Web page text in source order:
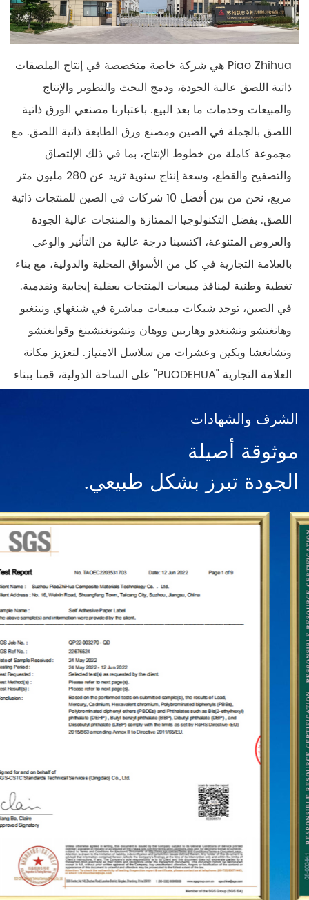
Piao Zhihua هي شركة خاصة متخصصة في إنتاج الملصقات
ذاتية اللصق عالية الجودة، ودمج البحث والتطوير والإنتاج
والمبيعات وخدمات ما بعد البيع. باعتبارنا مصنعي الورق ذاتية
اللصق بالجملة في الصين ومصنع ورق الطابعة ذاتية اللصق. مع
مجموعة كاملة من خطوط الإنتاج، بما في ذلك الإلتصاق
والتصفيح والقطع، وسعة إنتاج سنوية تزيد عن 280 مليون متر
مربع، نحن من بين أفضل 10 شركات في الصين للمنتجات ذاتية
اللصق. بفضل التكنولوجيا الممتازة والمنتجات عالية الجودة
والعروض المتنوعة، اكتسبنا درجة عالية من التأثير والوعي
بالعلامة التجارية في كل من الأسواق المحلية والدولية، مع بناء
تغطية وطنية لمنافذ مبيعات المنتجات بعقلية إيجابية وتقدمية.
في الصين، توجد شبكات مبيعات مباشرة في شنغهاي ونينغبو
وهانغتشو وتشنغدو وهاربين ووهان وتشونغتشينغ وقوانغتشو
وتشانغشا وبكين وعشرات من سلاسل الامتياز. لتعزيز مكانة
العلامة التجارية "PUODEHUA" على الساحة الدولية، قمنا ببناء
المتحدة وألمانيا واليابان وكوريا الجنوبية والبرازيل والمكسيك
وروسيا والشرق الأوسط. وما إلى ذلك، وتغطي آسيا، وأوروبا،
والأمريكتين، وأفريقيا، ومناطق أخرى، وأصبحت موردًا مستقرًا
على المدى الطويل.
الشرف والشهادات
موثوقة أصيلة
الجودة تبرز بشكل طبيعي.